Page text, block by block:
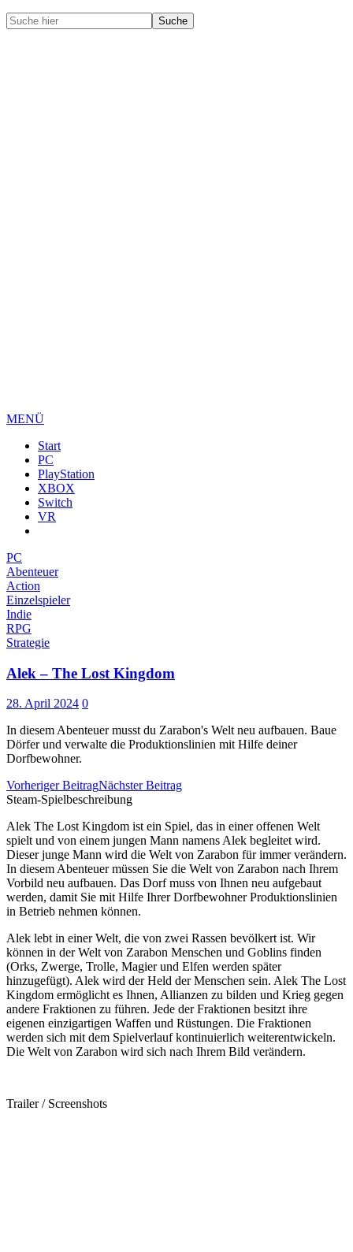
MENÜ
Start
PC
PlayStation
XBOX
Switch
VR
PC
Abenteuer
Action
Einzelspieler
Indie
RPG
Strategie
Alek – The Lost Kingdom
28. April 2024 0
In diesem Abenteuer musst du Zarabon's Welt neu aufbauen. Baue
Dörfer und verwalte die Produktionslinien mit Hilfe deiner
Dorfbewohner.
Vorheriger BeitragNächster Beitrag
Steam-Spielbeschreibung
Alek The Lost Kingdom ist ein Spiel, das in einer offenen Welt
spielt und von einem jungen Mann namens Alek begleitet wird.
Dieser junge Mann wird die Welt von Zarabon für immer verändern.
In diesem Abenteuer müssen Sie die Welt von Zarabon nach Ihrem
Vorbild neu aufbauen. Das Dorf muss von Ihnen neu aufgebaut
werden, damit Sie mit Hilfe Ihrer Dorfbewohner Produktionslinien
in Betrieb nehmen können.
Alek lebt in einer Welt, die von zwei Rassen bevölkert ist. Wir
können in der Welt von Zarabon Menschen und Goblins finden
(Orks, Zwerge, Trolle, Magier und Elfen werden später
hinzugefügt). Alek wird der Held der Menschen sein. Alek The Lost
Kingdom ermöglicht es Ihnen, Allianzen zu bilden und Krieg gegen
andere Fraktionen zu führen. Jede der Fraktionen besitzt ihre
eigenen einzigartigen Waffen und Rüstungen. Die Fraktionen
werden sich mit dem Spielverlauf kontinuierlich weiterentwickeln.
Die Welt von Zarabon wird sich nach Ihrem Bild verändern.
Trailer / Screenshots